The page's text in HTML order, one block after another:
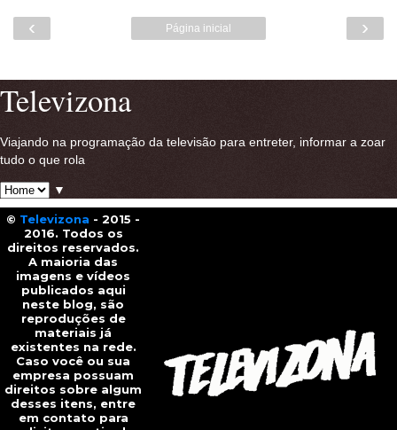
‹ ›
Página inicial
Televizona
Viajando na programação da televisão para entreter, informar a zoar
tudo o que rola
▼
© Televizona - 2015 -
2016. Todos os
direitos reservados.
A maioria das
imagens e vídeos
publicados aqui
neste blog, são
reproduções de
materiais já
existentes na rede.
Caso você ou sua
empresa possuam
direitos sobre algum
desses itens, entre
em contato para